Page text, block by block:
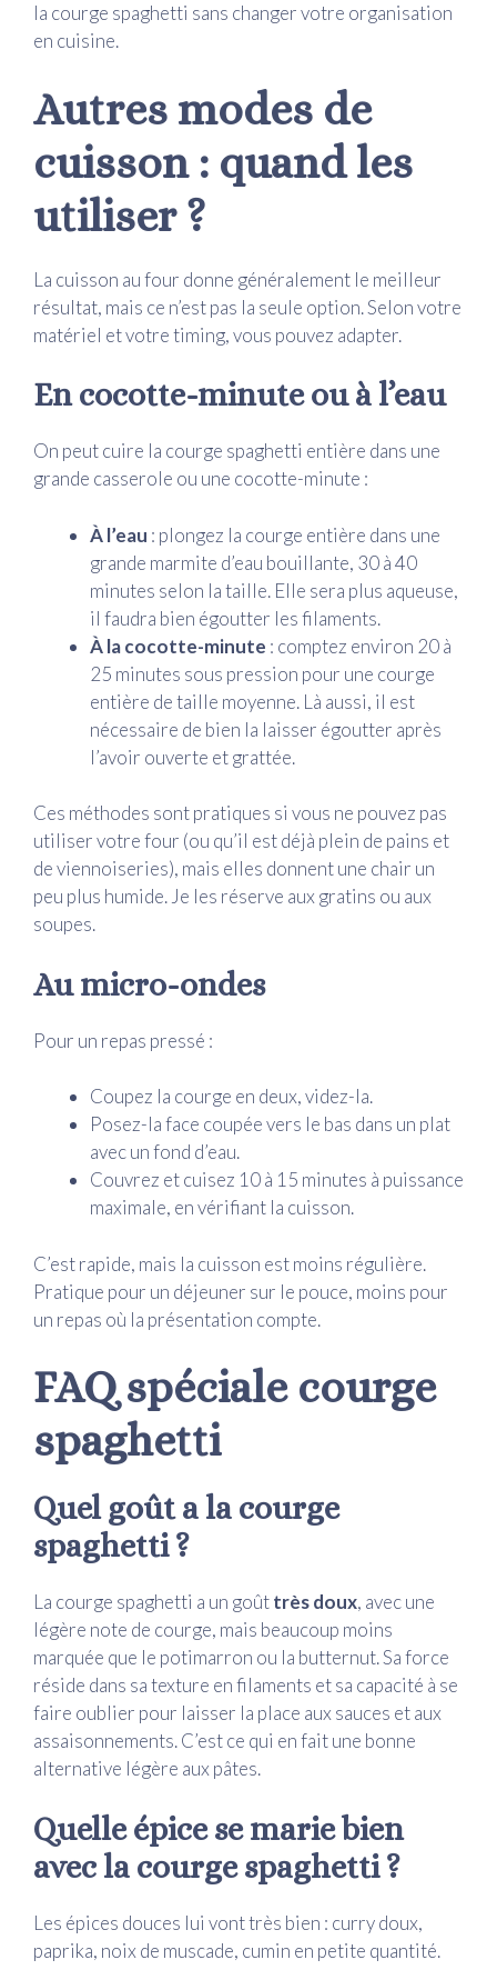
la courge spaghetti sans changer votre organisation
en cuisine.
Autres modes de
cuisson : quand les
utiliser ?
La cuisson au four donne généralement le meilleur
résultat, mais ce n’est pas la seule option. Selon votre
matériel et votre timing, vous pouvez adapter.
En cocotte-minute ou à l’eau
On peut cuire la courge spaghetti entière dans une
grande casserole ou une cocotte-minute :
À l’eau : plongez la courge entière dans une
grande marmite d’eau bouillante, 30 à 40
minutes selon la taille. Elle sera plus aqueuse,
il faudra bien égoutter les filaments.
À la cocotte-minute : comptez environ 20 à
25 minutes sous pression pour une courge
entière de taille moyenne. Là aussi, il est
nécessaire de bien la laisser égoutter après
l’avoir ouverte et grattée.
Ces méthodes sont pratiques si vous ne pouvez pas
utiliser votre four (ou qu’il est déjà plein de pains et
de viennoiseries), mais elles donnent une chair un
peu plus humide. Je les réserve aux gratins ou aux
soupes.
Au micro-ondes
Pour un repas pressé :
Coupez la courge en deux, videz-la.
Posez-la face coupée vers le bas dans un plat
avec un fond d’eau.
Couvrez et cuisez 10 à 15 minutes à puissance
maximale, en vérifiant la cuisson.
C’est rapide, mais la cuisson est moins régulière.
Pratique pour un déjeuner sur le pouce, moins pour
un repas où la présentation compte.
FAQ spéciale courge
spaghetti
Quel goût a la courge
spaghetti ?
La courge spaghetti a un goûttrès doux, avec une
légère note de courge, mais beaucoup moins
marquée que le potimarron ou la butternut. Sa force
réside dans sa texture en filaments et sa capacité à se
faire oublier pour laisser la place aux sauces et aux
assaisonnements. C’est ce qui en fait une bonne
alternative légère aux pâtes.
Quelle épice se marie bien
avec la courge spaghetti ?
Les épices douces lui vont très bien : curry doux,
paprika, noix de muscade, cumin en petite quantité.